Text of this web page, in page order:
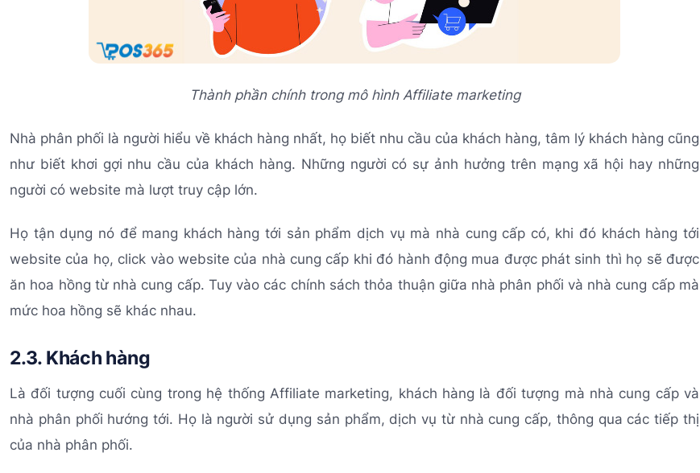
Thành phần chính trong mô hình Affiliate marketing
Nhà phân phối là người hiểu về khách hàng nhất, họ biết nhu cầu của khách hàng, tâm lý khách hàng cũng
như biết khơi gợi nhu cầu của khách hàng. Những người có sự ảnh hưởng trên mạng xã hội hay những
người có website mà lượt truy cập lớn.
Họ tận dụng nó để mang khách hàng tới sản phẩm dịch vụ mà nhà cung cấp có, khi đó khách hàng tới
website của họ, click vào website của nhà cung cấp khi đó hành động mua được phát sinh thì họ sẽ được
ăn hoa hồng từ nhà cung cấp. Tuy vào các chính sách thỏa thuận giữa nhà phân phối và nhà cung cấp mà
mức hoa hồng sẽ khác nhau.
2.3. Khách hàng
Là đối tượng cuối cùng trong hệ thống Affiliate marketing, khách hàng là đối tượng mà nhà cung cấp và
nhà phân phối hướng tới. Họ là người sử dụng sản phẩm, dịch vụ từ nhà cung cấp, thông qua các tiếp thị
của nhà phân phối.